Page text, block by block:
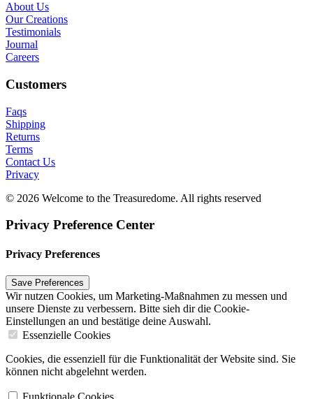
About Us
Our Creations
Testimonials
Journal
Careers
Customers
Faqs
Shipping
Returns
Terms
Contact Us
Privacy
© 2026 Welcome to the Treasuredome. All rights reserved
Privacy Preference Center
Privacy Preferences
Wir nutzen Cookies, um Marketing-Maßnahmen zu messen und
unsere Dienste zu verbessern. Bitte sieh dir die Cookie-
Einstellungen an und bestätige deine Auswahl.
Essenzielle Cookies
Cookies, die essenziell für die Funktionalität der Website sind. Sie
können nicht abgelehnt werden.
Funktionale Cookies